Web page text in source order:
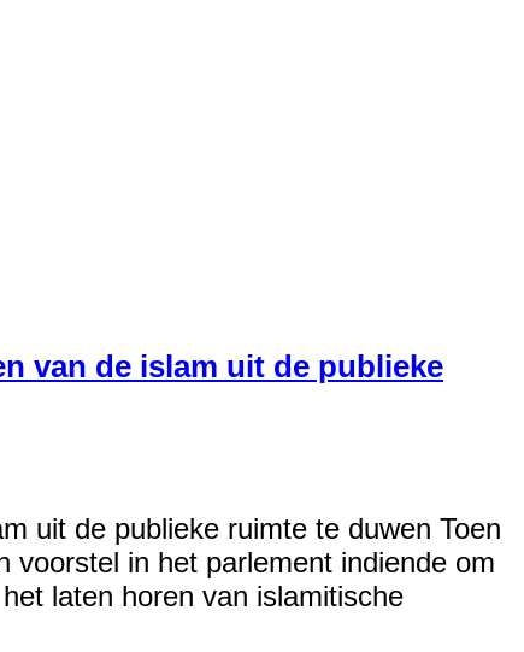
van de islam uit de publieke
uit de publieke ruimte te duwen Toen
voorstel in het parlement indiende om
laten horen van islamitische